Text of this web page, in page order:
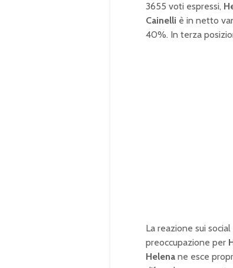
3655 voti espressi,
Cainelli è in netto
40%. In terza
La reazione sui
preoccupazione per
Helena ne esce